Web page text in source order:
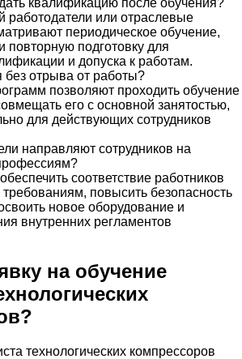
работодатели или отраслевые
периодическое обучение,
повторную подготовку для
и допуска к работам.
без отрыва от работы?
позволяют проходить обучение
его с основной занятостью,
для действующих сотрудников
направляют сотрудников на
соответствие работников
повысить безопасность
новое оборудование и
внутренних регламентов
на обучение